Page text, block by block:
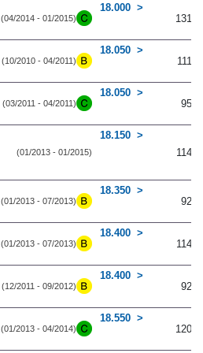
(04/2014 - 01/2015)
18.000
131
(10/2010 - 04/2011)
18.050
111
(03/2011 - 04/2011)
18.050
95
(01/2013 - 01/2015)
18.150
114
(01/2013 - 07/2013)
18.350
92
(01/2013 - 07/2013)
18.400
114
(12/2011 - 09/2012)
18.400
92
(01/2013 - 04/2014)
18.550
120